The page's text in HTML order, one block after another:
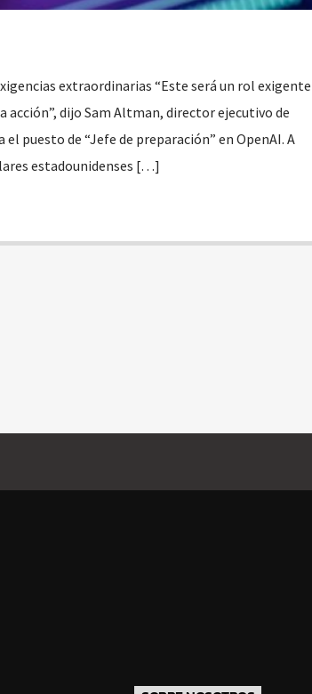
extraordinarias “Este será un rol exigente
dijo Sam Altman, director ejecutivo de
el puesto de “Jefe de preparación” en OpenAI. A
estadounidenses […]